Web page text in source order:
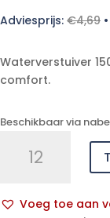
Adviesprijs: €4,69 •
Waterverstuiver
comfort.
Beschikbaar via
p/s Voeg toe aan